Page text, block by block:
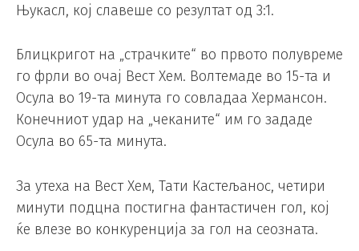
Њукасл, кој славеше со резултат од 3:1.
Блицкригот на „страчките“ во првото полувреме
го фрли во очај Вест Хем. Волтемаде во 15-та и
Осула во 19-та минута го совладаа Хермансон.
Конечниот удар на „чеканите“ им го зададе
Осула во 65-та минута.
За утеха на Вест Хем, Тати Кастељанос, четири
минути подцна постигна фантастичен гол, кој
ќе влезе во конкуренција за гол на сеозната.